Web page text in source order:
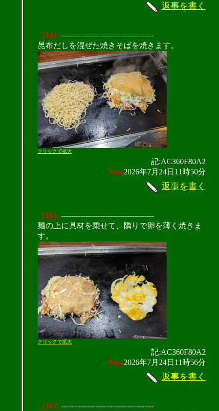
返事を書く
（14） --------------------------------------
昆布だしを混ぜた焼きそばを焼きます。
クリックで拡大
記:AC360F80A2
New2026年7月24日11時50分
返事を書く
（15） --------------------------------------
麺の上に具材を乗せて、隣りで卵を薄く焼きま
す。
クリックで拡大
記:AC360F80A2
New2026年7月24日11時56分
返事を書く
（16） --------------------------------------